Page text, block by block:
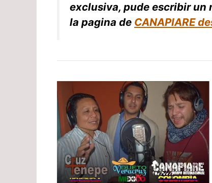
exclusiva, pude escribir un
la pagina de CANAPIARE